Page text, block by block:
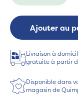
Ajouter au
Livraison à
gratuite à partir
Disponible dans
magasin de